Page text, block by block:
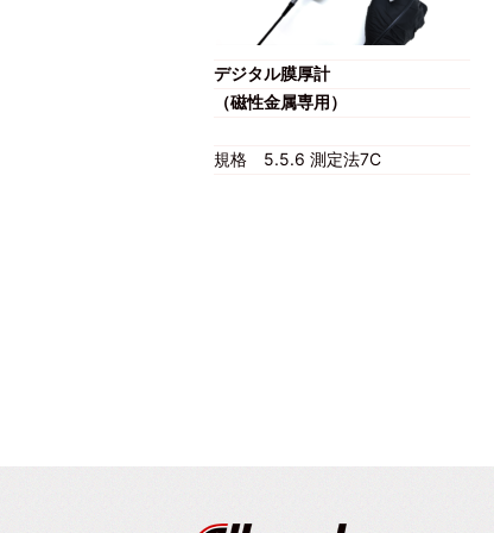
デジタル膜厚計
（磁性金属専用）
規格 5.5.6 測定法7C